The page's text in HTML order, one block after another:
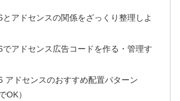
とアドセンスの関係をざっくり整理しよ
でアドセンス広告コードを作る・管理す
アドセンスのおすすめ配置パターン
OK）